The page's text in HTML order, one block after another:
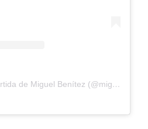
Una publicación compartida de Miguel Benítez (@miguel16benitez)